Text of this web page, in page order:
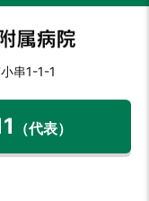
串1-1-1
（代表）